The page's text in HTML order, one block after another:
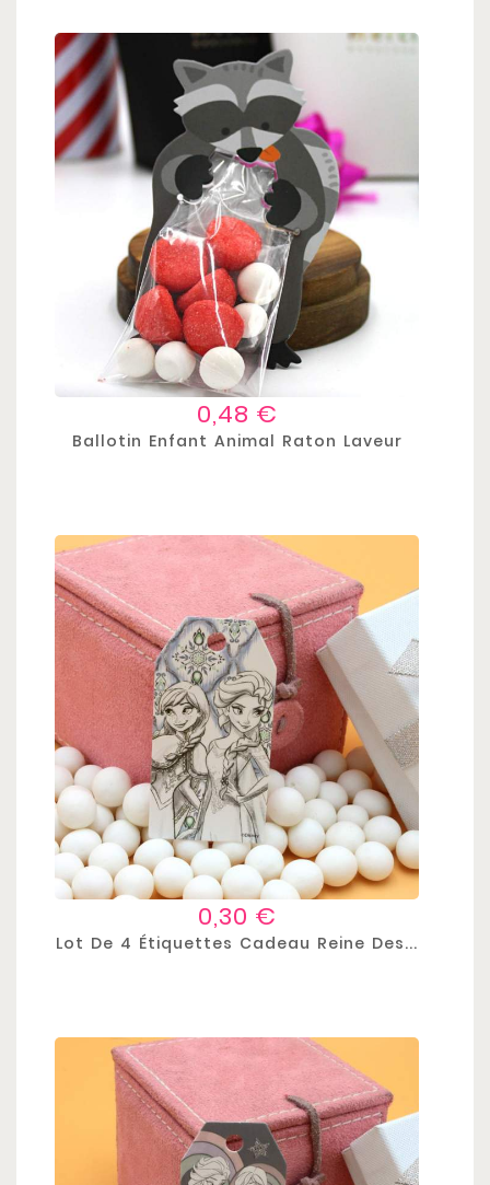
Prix
0,48 €
Ballotin Enfant Animal Raton Laveur
Prix
0,30 €
Lot De 4 Étiquettes Cadeau Reine Des...